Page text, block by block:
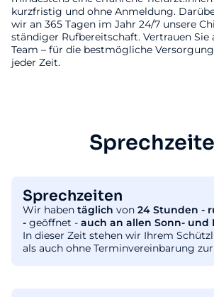
kurzfristig und ohne Anmeldung.
wir an 365 Tagen im Jahr 24/7 unsere
ständiger Rufbereitschaft. Vertrauen Sie
Team – für die bestmögliche Versorgung
jeder Zeit.
Sprechzeiten
Wir haben täglich von 24 Stunden -
- geöffnet - auch an allen Sonn- und
In dieser Zeit stehen wir Ihrem
als auch ohne Terminvereinbarung